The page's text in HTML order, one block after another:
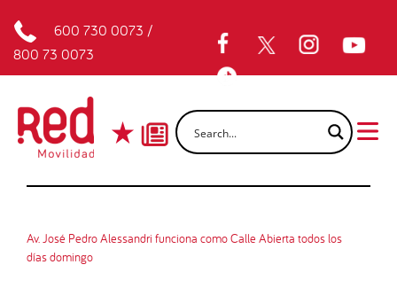
600 730 0073 /
800 73 0073
Av. José Pedro Alessandri funciona como Calle Abierta todos los
días domingo